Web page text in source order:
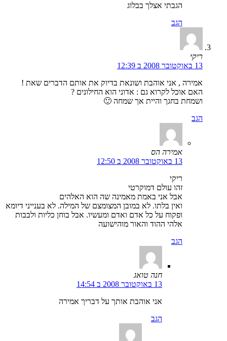
הגבתי אצלך בבלוג
הגב
ריקי
13 באוקטובר 2008 ב 12:39
אמירה , אני אוהבת ושונאת בדיוק את אותם הדברים שאת !
האם אוכל לקרוא גם : אדוני הוא החילונים ?
ושמחת בחגך והיית אך שמחה 🙂
הגב
אמירה הס
13 באוקטובר 2008 ב 12:50
ריקי
זהו עולם דמוקרטי
אבל אני באמת מאמינה שה הוא האלהים
ואין בלתו. לא במובן המצומצם של המילה. לא בענייני דיומא
ופקוח על כל אדם ואדם ומעשיו. אבל בוחן כליות ולבבות
אלהי ההוד והאור מוהישועה
הגב
חנה טואג
13 באוקטובר 2008 ב 14:54
אני אוהבת אותך על דבריך אמירה
הגב